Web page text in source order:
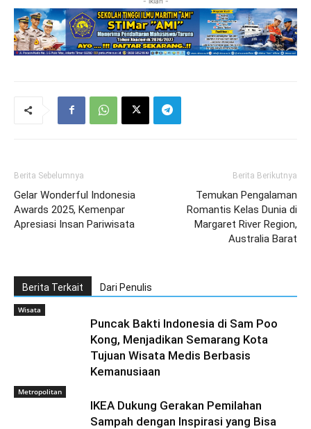
Berita Sebelumnya
Gelar Wonderful Indonesia
Awards 2025, Kemenpar
Apresiasi Insan Pariwisata
Berita Berikutnya
Temukan Pengalaman
Romantis Kelas Dunia di
Margaret River Region,
Australia Barat
Berita Terkait Dari Penulis
Wisata
Puncak Bakti Indonesia di Sam Poo
Kong, Menjadikan Semarang Kota
Tujuan Wisata Medis Berbasis
Kemanusiaan
Metropolitan
IKEA Dukung Gerakan Pemilahan
Sampah dengan Inspirasi yang Bisa